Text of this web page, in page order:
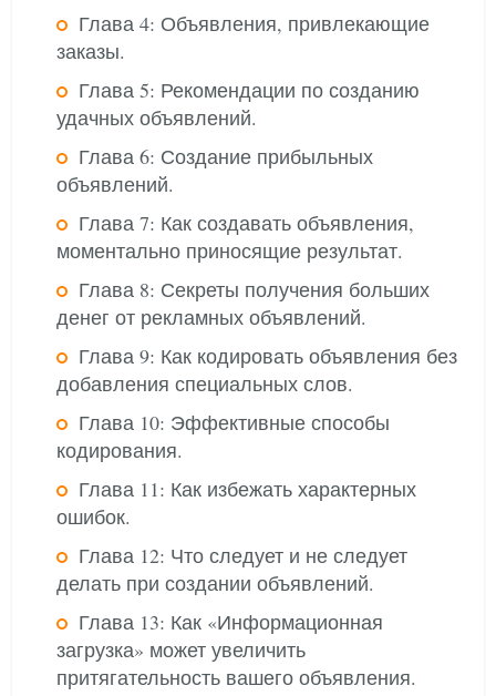
Глава 4: Объявления, привлекающие
заказы.
Глава 5: Рекомендации по созданию
удачных объявлений.
Глава 6: Создание прибыльных
объявлений.
Глава 7: Как создавать объявления,
моментально приносящие результат.
Глава 8: Секреты получения больших
денег от рекламных объявлений.
Глава 9: Как кодировать объявления без
добавления специальных слов.
Глава 10: Эффективные способы
кодирования.
Глава 11: Как избежать характерных
ошибок.
Глава 12: Что следует и не следует
делать при создании объявлений.
Глава 13: Как «Информационная
загрузка» может увеличить
притягательность вашего объявления.